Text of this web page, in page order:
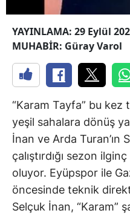
YAYINLAMA: 29 Eylül
MUHABİR: Güray Varol
“Karam Tayfa” bu
yeşil sahalara dönüş
İnan ve Arda Turan’ın
çalıştırdığı sezon
oluyor. Eyüpspor ile
öncesinde teknik
Selçuk İnan, “Karam”